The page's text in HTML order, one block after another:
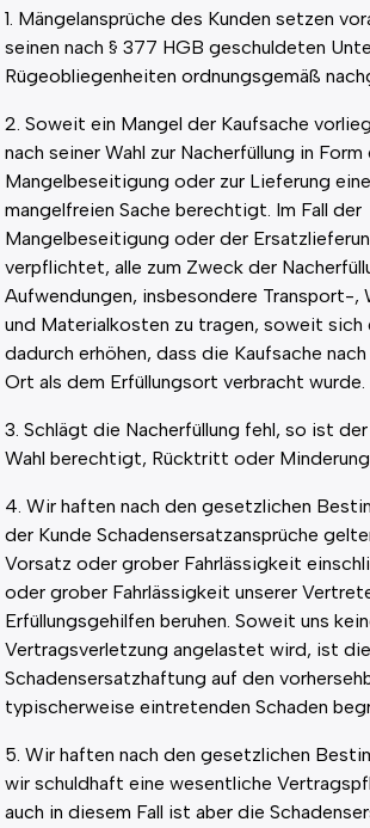
1. Mängelansprüche des Kunden setzen
seinen nach § 377 HGB geschuldeten
Rügeobliegenheiten ordnungsgemäß
2. Soweit ein Mangel der Kaufsache
nach seiner Wahl zur Nacherfüllung in Form
Mangelbeseitigung oder zur Lieferung
mangelfreien Sache berechtigt. Im Fall der
Mangelbeseitigung oder der
verpflichtet, alle zum Zweck der
Aufwendungen, insbesondere Transport-
und Materialkosten zu tragen, soweit sich
dadurch erhöhen, dass die Kaufsache
Ort als dem Erfüllungsort verbracht wurde.
3. Schlägt die Nacherfüllung fehl, so ist
Wahl berechtigt, Rücktritt oder Minderung
4. Wir haften nach den gesetzlichen
der Kunde Schadensersatzansprüche
Vorsatz oder grober Fahrlässigkeit
oder grober Fahrlässigkeit unserer
Erfüllungsgehilfen beruhen. Soweit uns
Vertragsverletzung angelastet wird, ist die
Schadensersatzhaftung auf den
typischerweise eintretenden Schaden
5. Wir haften nach den gesetzlichen
wir schuldhaft eine wesentliche
auch in diesem Fall ist aber die